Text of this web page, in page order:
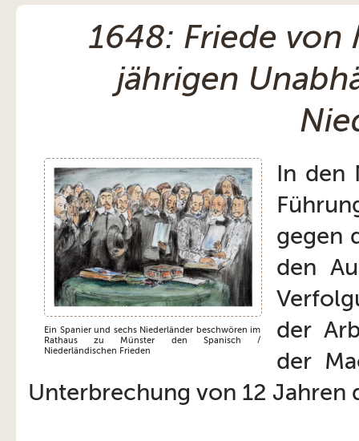
1648: Friede von
jährigen
Ein Spanier und sechs Niederländer beschwören im
Rathaus zu Münster den Spanisch /
Niederländischen Frieden
In den
gegen
den
der
der
Unterbrechung von 12 Jahren